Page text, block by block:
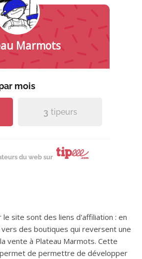
Marmots
mois
3 tipeurs
du web sur
site sont des liens d'affiliation : en
des boutiques qui reversent une
vente à Plateau Marmots. Cette
de permettre de développer